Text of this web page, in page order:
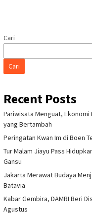
Cari
Cari
Recent Posts
Pariwisata Menguat, Ekonomi
yang Bertambah
Peringatan Kwan Im di Boen
Tur Malam Jiayu Pass
Gansu
Jakarta Merawat Budaya
Batavia
Kabar Gembira, DAMRI Beri
Agustus